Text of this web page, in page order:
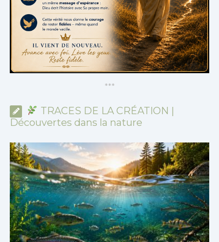
***
TRACES DE LA CRÉATION |
Découvertes dans la nature